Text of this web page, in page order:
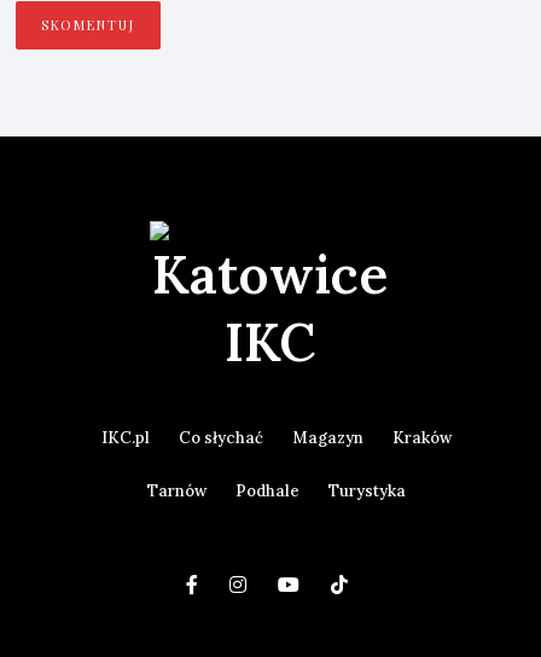
IKC.pl Co słychać Magazyn Kraków
Tarnów Podhale Turystyka